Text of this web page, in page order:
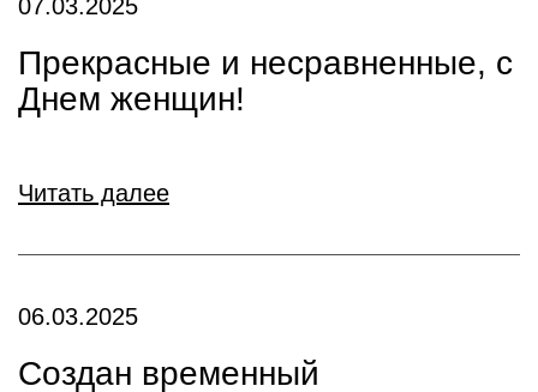
07.03.2025
Прекрасные и несравненные, с
Днем женщин!
Читать далее
06.03.2025
Cоздан временный